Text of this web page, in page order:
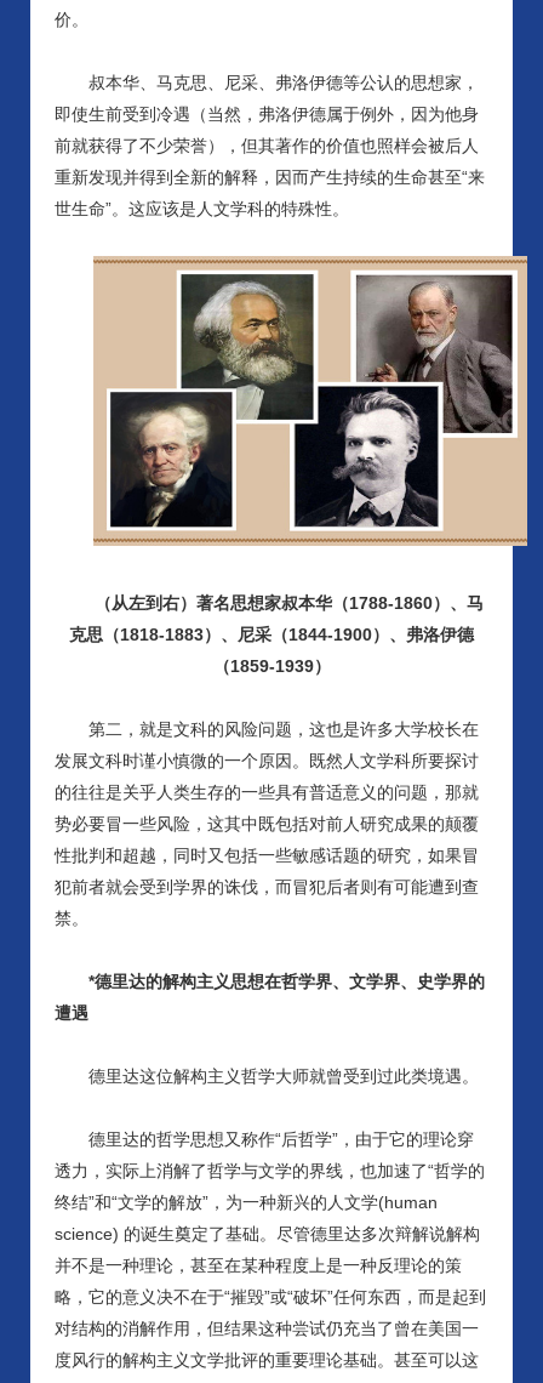
价。
叔本华、马克思、尼采、弗洛伊德等公认的思想家，
即使生前受到冷遇（当然，弗洛伊德属于例外，因为他身
前就获得了不少荣誉），但其著作的价值也照样会被后人
重新发现并得到全新的解释，因而产生持续的生命甚至“来
世生命”。这应该是人文学科的特殊性。
（从左到右）著名思想家叔本华（1788-1860）、马
克思（1818-1883）、尼采（1844-1900）、弗洛伊德
（1859-1939）
第二，就是文科的风险问题，这也是许多大学校长在
发展文科时谨小慎微的一个原因。既然人文学科所要探讨
的往往是关乎人类生存的一些具有普适意义的问题，那就
势必要冒一些风险，这其中既包括对前人研究成果的颠覆
性批判和超越，同时又包括一些敏感话题的研究，如果冒
犯前者就会受到学界的诛伐，而冒犯后者则有可能遭到查
禁。
*德里达的解构主义思想在哲学界、文学界、史学界的
遭遇
德里达这位解构主义哲学大师就曾受到过此类境遇。
德里达的哲学思想又称作“后哲学”，由于它的理论穿
透力，实际上消解了哲学与文学的界线，也加速了“哲学的
终结”和“文学的解放”，为一种新兴的人文学(human
science) 的诞生奠定了基础。尽管德里达多次辩解说解构
并不是一种理论，甚至在某种程度上是一种反理论的策
略，它的意义决不在于“摧毁”或“破坏”任何东西，而是起到
对结构的消解作用，但结果这种尝试仍充当了曾在美国一
度风行的解构主义文学批评的重要理论基础。甚至可以这